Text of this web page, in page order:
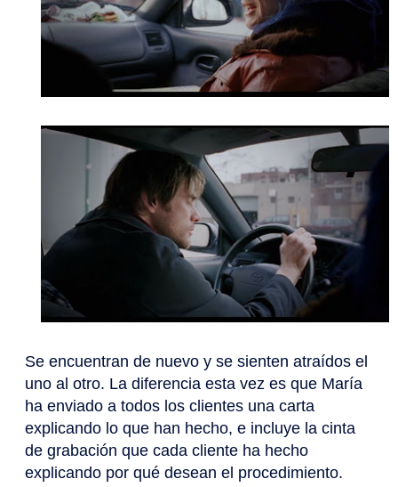
Se encuentran de nuevo y se sienten atraídos el
uno al otro. La diferencia esta vez es que María
ha enviado a todos los clientes una carta
explicando lo que han hecho, e incluye la cinta
de grabación que cada cliente ha hecho
explicando por qué desean el procedimiento.